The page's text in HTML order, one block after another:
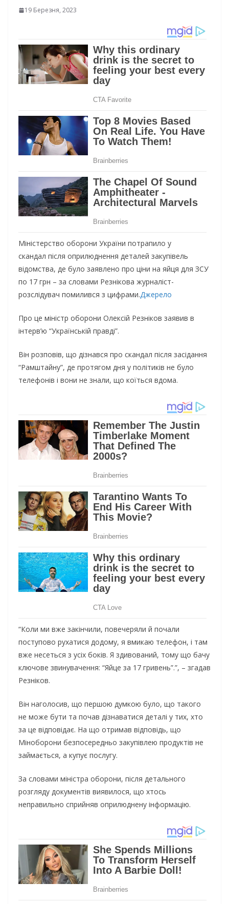
19 Березня, 2023
Міністерство оборони України потрапило у
скандал після оприлюднення деталей закупівель
відомства, де було заявлено про ціни на яйця для ЗСУ
по 17 грн – за словами Резнікова журналіст-
розслідувач помилився з цифрами.Джерело
Про це міністр оборони Олексій Резніков заявив в
інтерв’ю “Українській правді”.
Він розповів, що дізнався про скандал після засідання
“Рамштайну”, де протягом дня у політиків не було
телефонів і вони не знали, що коїться вдома.
“Коли ми вже закінчили, повечеряли й почали
поступово рухатися додому, я вмикаю телефон, і там
вже несеться з усіх боків. Я здивований, тому що бачу
ключове звинувачення: “Яйце за 17 гривень”.”, – згадав
Резніков.
Він наголосив, що першою думкою було, що такого
не може бути та почав дізнаватися деталі у тих, хто
за це відповідає. На що отримав відповідь, що
Міноборони безпосередньо закупівлею продуктів не
займається, а купує послугу.
За словами міністра оборони, після детального
розгляду документів виявилося, що хтось
неправильно сприйняв оприлюднену інформацію.